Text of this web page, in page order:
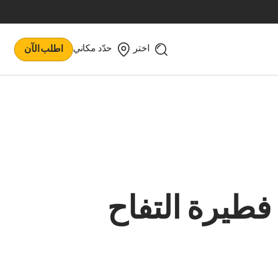
اختر حدّد مكاني اطلب الآن
فطيرة التفاح